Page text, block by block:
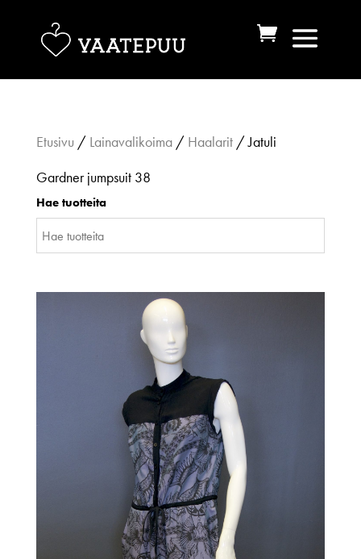
Etusivu / Lainavalikoima/ Haalarit/ Jatuli
Gardner jumpsuit 38
Hae tuotteita